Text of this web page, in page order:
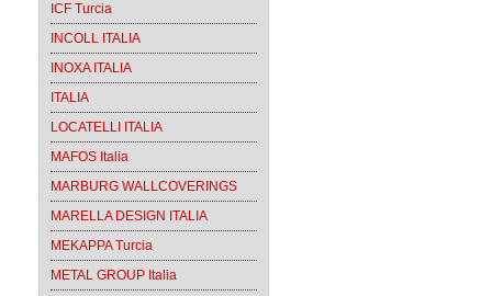
ICF Turcia
INCOLL ITALIA
INOXA ITALIA
ITALIA
LOCATELLI ITALIA
MAFOS Italia
MARBURG WALLCOVERINGS
MARELLA DESIGN ITALIA
MEKAPPA Turcia
METAL GROUP Italia